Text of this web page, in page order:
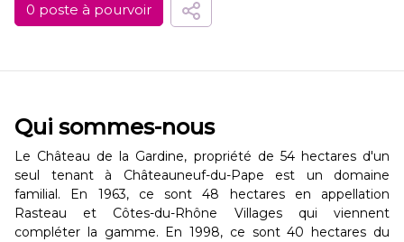
0 poste à pourvoir
Qui sommes-nous
Le Château de la Gardine, propriété de 54 hectares d'un
seul tenant à Châteauneuf-du-Pape est un domaine
familial. En 1963, ce sont 48 hectares en appellation
Rasteau et Côtes-du-Rhône Villages qui viennent
compléter la gamme. En 1998, ce sont 40 hectares du